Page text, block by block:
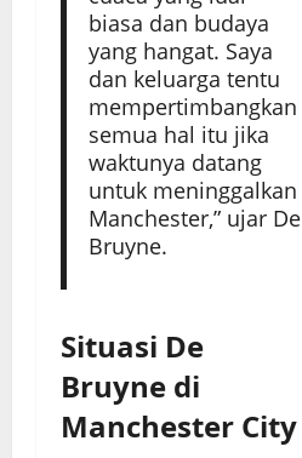
biasa dan budaya
yang hangat. Saya
dan keluarga tentu
mempertimbangkan
semua hal itu jika
waktunya datang
untuk meninggalkan
Manchester,” ujar De
Bruyne.
Situasi De
Bruyne di
Manchester City